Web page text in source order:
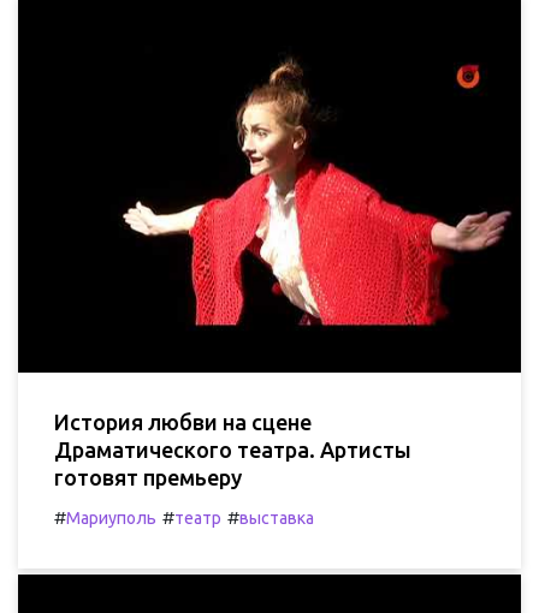
История любви на сцене
Драматического театра. Артисты
готовят премьеру
#Мариуполь #театр #выставка